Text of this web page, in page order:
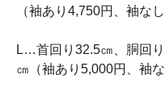
（袖あり4,750円、袖な
L…首回り32.5㎝、胴回
㎝（袖あり5,000円、袖な